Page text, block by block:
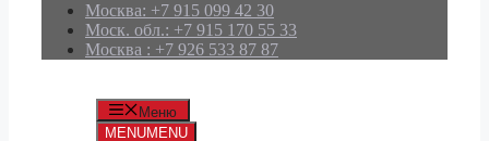
Москва: +7 915 099 42 30
Моск. обл.: +7 915 170 55 33
Москва : +7 926 533 87 87
Меню
MENUMENU